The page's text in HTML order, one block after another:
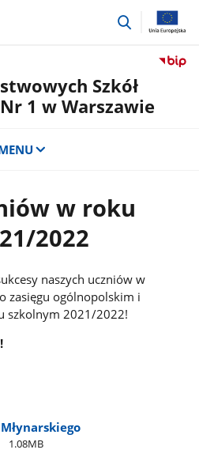
przejdź
Szkół
1 w Warszawie
w roku
2022
naszych uczniów w
zasięgu ogólnopolskim i
szkolnym 2021/2022!
1.08MB